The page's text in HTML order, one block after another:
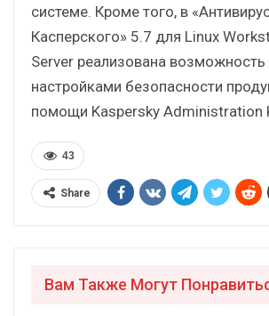
системе. Кроме того, в
Касперского» 5.7 для Linux
Server реализована возможность
настройками безопасности
помощи Kaspersky Administration
43
Share
Вам Также Могут